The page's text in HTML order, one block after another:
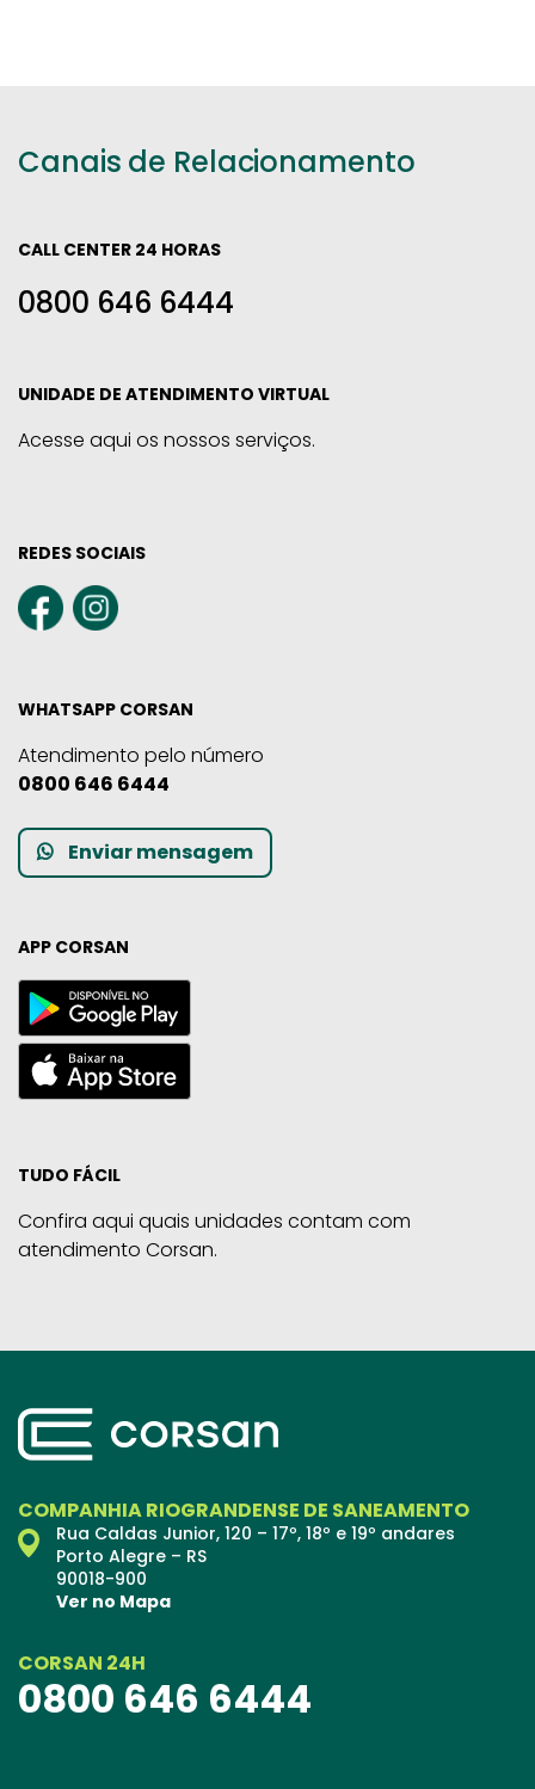
Canais de Relacionamento
CALL CENTER 24 HORAS
0800 646 6444
UNIDADE DE ATENDIMENTO VIRTUAL
Acesse aqui os nossos serviços.
REDES SOCIAIS
WHATSAPP CORSAN
Atendimento pelo número
0800 646 6444
Enviar mensagem
APP CORSAN
TUDO FÁCIL
Confira aqui quais unidades contam com
atendimento Corsan.
COMPANHIA RIOGRANDENSE DE SANEAMENTO
Rua Caldas Junior, 120 – 17º, 18º e 19º andares
Porto Alegre – RS
90018-900
Ver no Mapa
CORSAN 24H
0800 646 6444